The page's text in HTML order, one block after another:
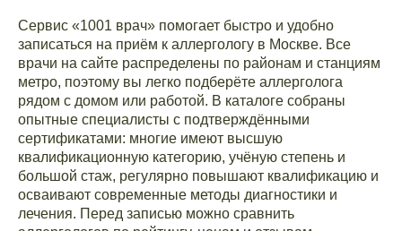
Сервис «1001 врач» помогает быстро и удобно
записаться на приём к аллергологу в Москве. Все
врачи на сайте распределены по районам и станциям
метро, поэтому вы легко подберёте аллерголога
рядом с домом или работой. В каталоге собраны
опытные специалисты с подтверждёнными
сертификатами: многие имеют высшую
квалификационную категорию, учёную степень и
большой стаж, регулярно повышают квалификацию и
осваивают современные методы диагностики и
лечения. Перед записью можно сравнить